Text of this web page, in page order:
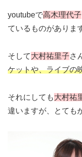
youtubeで高木理代子
ているものがありま
そして大村祐里子さ
ケットや、ライブの
それにしても大村祐
違いますが、とても